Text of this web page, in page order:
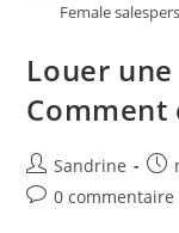
Female
Louer
Comment
Auteur/autrice
de
Sandrine
Commentaires
0 commentaire